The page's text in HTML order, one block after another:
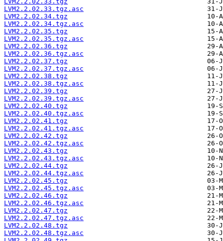
LVM2.2.02.33.tgz.asc
LVM2.2.02.34.tgz
LVM2.2.02.34.tgz.asc
LVM2.2.02.35.tgz
LVM2.2.02.35.tgz.asc
LVM2.2.02.36.tgz
LVM2.2.02.36.tgz.asc
LVM2.2.02.37.tgz
LVM2.2.02.37.tgz.asc
LVM2.2.02.38.tgz
LVM2.2.02.38.tgz.asc
LVM2.2.02.39.tgz
LVM2.2.02.39.tgz.asc
LVM2.2.02.40.tgz
LVM2.2.02.40.tgz.asc
LVM2.2.02.41.tgz
LVM2.2.02.41.tgz.asc
LVM2.2.02.42.tgz
LVM2.2.02.42.tgz.asc
LVM2.2.02.43.tgz
LVM2.2.02.43.tgz.asc
LVM2.2.02.44.tgz
LVM2.2.02.44.tgz.asc
LVM2.2.02.45.tgz
LVM2.2.02.45.tgz.asc
LVM2.2.02.46.tgz
LVM2.2.02.46.tgz.asc
LVM2.2.02.47.tgz
LVM2.2.02.47.tgz.asc
LVM2.2.02.48.tgz
LVM2.2.02.48.tgz.asc